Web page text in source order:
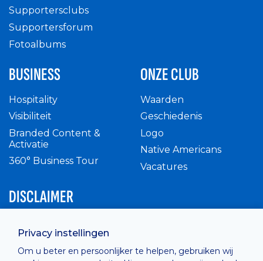
Privacy instellingen
Om u beter en persoonlijker te helpen, gebruiken wij
Supportersclubs
Supportersforum
Fotoalbums
BUSINESS
Hospitality
Visibiliteit
Branded Content &
Activatie
360° Business Tour
ONZE CLUB
Waarden
Geschiedenis
Logo
Native Americans
Vacatures
DISCLAIMER
Privacy Policy
Cashless